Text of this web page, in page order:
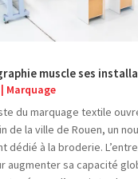
muscle ses
Marquage
du marquage textile
de la ville de Rouen, un
dédié à la broderie.
augmenter sa capacité